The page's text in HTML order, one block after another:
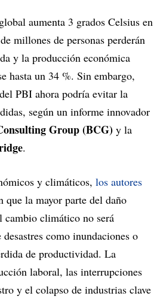
aumenta 3 grados Celsius en
millones de personas perderán
y la producción económica
hasta un 34 %. Sin embargo,
PBI ahora podría evitar la
según un informe innovador
Group (BCG) y la
.
y climáticos, los autores
que la mayor parte del daño
cambio climático no será
como inundaciones o
de productividad. La
laboral, las interrupciones
y el colapso de industrias clave